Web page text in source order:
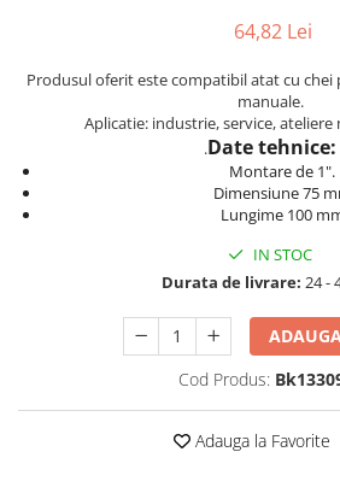
Masini de gaurit si Insurubat
Motoare electrice
Pistol de Lipit
Polizoare
Protectia muncii
Scule Pneumatice
Ventilatoare radiatoare
64,82 Lei
Produsul oferit este compatibil atat cu chei
manuale.
Aplicatie: industrie, service, ateliere
.Date tehnice:
Montare de 1".
Dimensiune 75
Lungime 100
IN STOC
Durata de livrare: 24 -
Cod Produs:
Adauga la Favorite